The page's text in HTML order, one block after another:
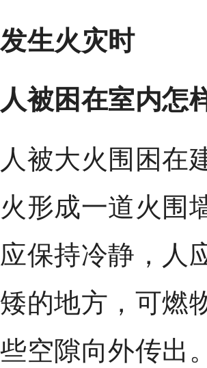
发生火灾时
人被困在室内怎
人被大火围困在
火形成一道火围
应保持冷静，人
矮的地方，可燃
些空隙向外传出